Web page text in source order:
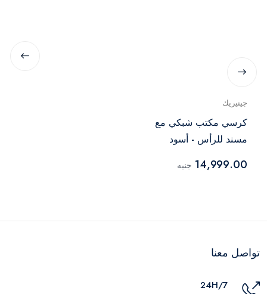
جينيريك
كرسي مكتب شبكي مع
مسند للرأس - أسود
14,999.00 جنيه
تواصل معنا
24H/7